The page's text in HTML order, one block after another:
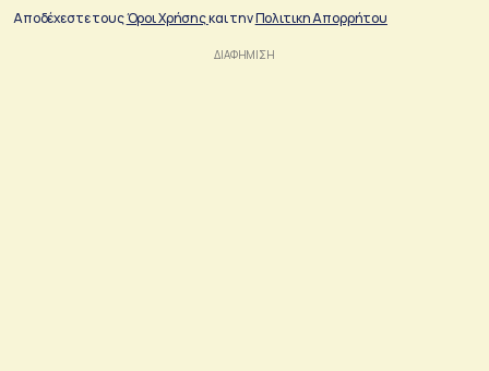
Αποδέχεστε τουςΌροι Χρήσηςκαι τηνΠολιτικη Απορρήτου